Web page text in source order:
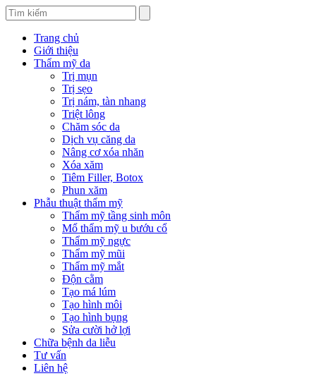
Trang chủ
Giới thiệu
Thẩm mỹ da
Trị mụn
Trị sẹo
Trị nám, tàn nhang
Triệt lông
Chăm sóc da
Dịch vụ căng da
Nâng cơ xóa nhăn
Xóa xăm
Tiêm Filler, Botox
Phun xăm
Phẫu thuật thẩm mỹ
Thẩm mỹ tầng sinh môn
Mổ thẩm mỹ u bướu cổ
Thẩm mỹ ngực
Thẩm mỹ mũi
Thẩm mỹ mắt
Độn cằm
Tạo má lúm
Tạo hình môi
Tạo hình bụng
Sửa cười hở lợi
Chữa bệnh da liễu
Tư vấn
Liên hệ